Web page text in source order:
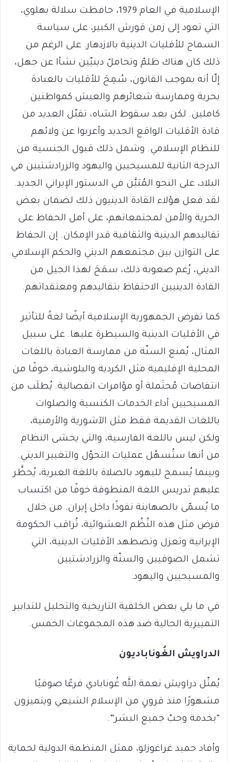
الإسلامية في العام 1979، حافظت سلالة بهلوي،
التي تعود إلى زمن قورش الكبير، على سياسة
السماح للأقليات الدينية بالازدهار. على الرغم من
ذلك كان هناك ظلمٌ وتحاملٌ دينيّين نشأا عن جهل،
إلّا أنه بموجب القانون، سُمِحَ للأقليات بالعبادة
بحرية وممارسة شعائرهم والعيش كمواطنين
كاملين. لكن بعد سقوط الشاه، تقبّل العديد من
قادة الأقليات الواقع الجديد وأعربوا عن ولائهم
للنظام الإسلامي. وشمل ذلك قبول الجنسية من
الدرجة الثانية للمسيحيين واليهود والزرادشتيين في
البلاد، على النحو المُبَيَّن في الدستور الإيراني الجديد.
لقد فعل هؤلاء القادة الدينيون ذلك لضمان بعض
الحرية والأمن لمجتمعاتهم، على أمل الحفاظ على
تقاليدهم الدينية والثقافية قدر الإمكان. إن الحفاظ
على التوازن بين مجتمعهم الديني والحكم الإسلامي
الديني، رُغم صعوبة ذلك، سمَحَ لهذا الجيل من
القادة الدينيين الاحتفاظ بتقاليدهم ومعتقداتهم.
كما تفرض الجمهورية الإسلامية أيضًا لغةً للتأثير
في الأقليات الدينية والسيطرة عليها. على سبيل
المثال، يُمنع السنّة من ممارسة العبادة باللغات
المحلية الإقليمية مثل الكردية والبلوشية، خوفًا من
انتفاضات مُحتَملة أو مؤامرات انفصالية. يُطلَب من
المسيحيين أداء الخدمات الكنسية والصلوات
باللغات القديمة فقط مثل الآشورية والأرمنية،
ولكن ليس باللغة الفارسية، والتي يخشى النظام
من أنها ستُسهّل عمليات التحوّل والتغيير الديني.
وبينما يُسمح لليهود بالصلاة باللغة العبرية، يُحظَّر
عليهم تدريس اللغة المنطوقة خوفًا من اكتساب
ما يُسمّى بالصهاينة نفوذًا داخل إيران. من خلال
فرض مثل هذه النُظُم العشوائية، تُراقب الحكومة
الإيرانية وتعزل وتضطهد الأقليات الدينية، التي
تشمل الصوفيين والسنّة والزرادشتيين
والمسيحيين واليهود.
في ما يلي بعض الخلفية التاريخية والتحليل للتدابير
التمييزية الحالية ضد هذه المجموعات الخمس.
الدراويش الغُوناباديون
يُمثّل دراويش نعمة الله غُونابادي فرعًا صوفيًا
مشهورًا منذ قرونٍ من الإسلام الشيعي ويتميزون
“بخدمة وحبّ جميع البشر”.
وأفاد حميد غراغوزلو، ممثل المنظمة الدولية لحماية